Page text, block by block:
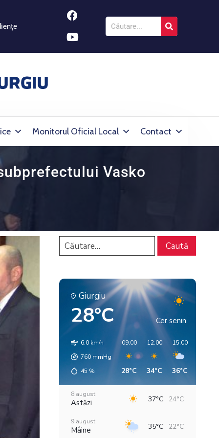
Monitorul Oficial Local Contact
Vasko
Giurgiu
28°C Cer senin
6.0 km/h
760 mmHg
45 %
09:00
28°C
12:00
34°C
15:00
36°C
8 august
Astăzi 37°C 24°C
9 august
Mâine 35°C 22°C